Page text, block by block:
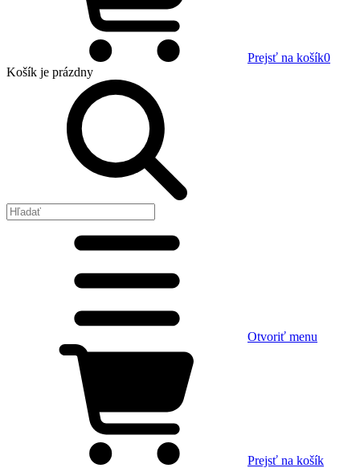
Prejsť na košík0
Košík je prázdny
Otvoriť menu
Prejsť na košík